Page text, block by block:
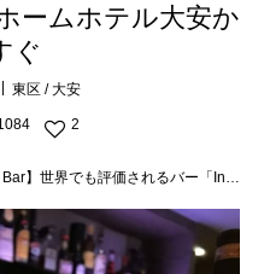
ームホテル大安か
ぐ
東区 / 大安
2
世界でも評価されるバー「Indulge Bistro」〜ホームホテル大安からすぐ